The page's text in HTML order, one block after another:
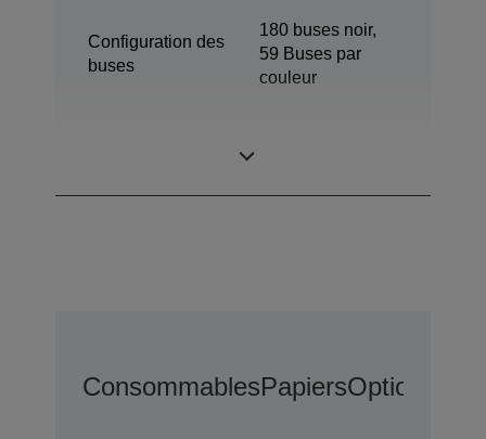
Configuration des
buses
180 buses noir,
59 Buses par
couleur
ConsommablesPapiersOptions